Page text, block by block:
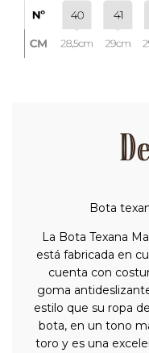
Bota
La Bota Texana
está fabricada en
cuenta con
goma
estilo que su ropa
bota, en un tono
toro y es una